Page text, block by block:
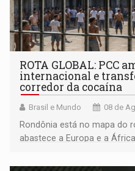
ROTA GLOBAL: PCC
internacional e
corredor da cocaína
Brasil e Mundo 08 de
Rondônia está no mapa do
abastece a Europa e a África